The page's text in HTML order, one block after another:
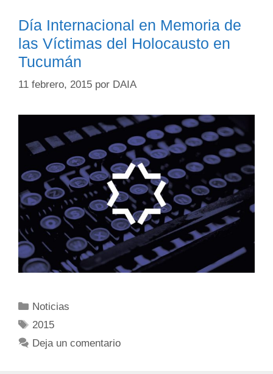
Día Internacional en Memoria de
las Víctimas del Holocausto en
Tucumán
11 febrero, 2015 por DAIA
Noticias
2015
Deja un comentario